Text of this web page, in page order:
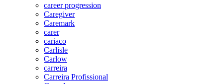
career progression
Caregiver
Caremark
carer
cariaco
Carlisle
Carlow
carreira
Carreira Profissional